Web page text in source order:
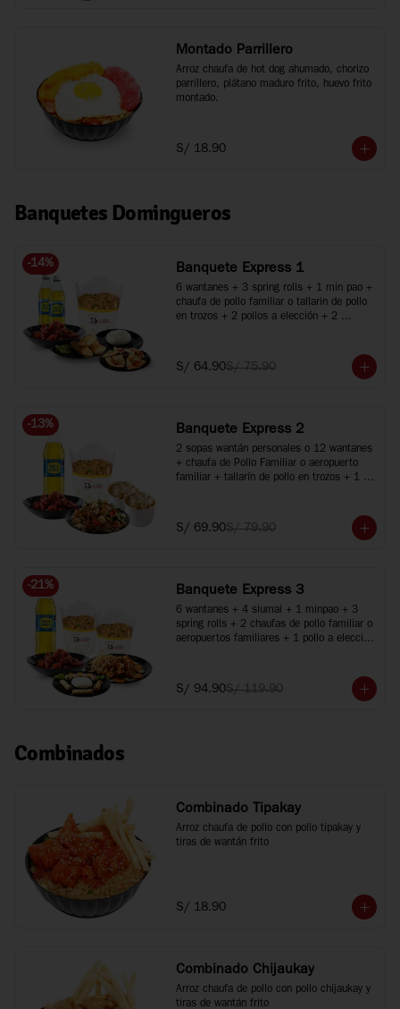
Montado Parrillero
Arroz chaufa de hot dog ahumado, chorizo
parrillero, plátano maduro frito, huevo frito
montado.
S/ 18.90
Banquetes Domingueros
-14% Banquete Express 1
6 wantanes + 3 spring rolls + 1 min pao +
chaufa de pollo familiar o tallarin de pollo
en trozos + 2 pollos a elección + 2
S/ 64.90S/ 75.90
-13% Banquete Express 2
2 sopas wantán personales o 12 wantanes
+ chaufa de Pollo Familiar o aeropuerto
familiar + tallarín de pollo en trozos + 1
S/ 69.90S/ 79.90
-21% Banquete Express 3
6 wantanes + 4 siumai + 1 minpao + 3
spring rolls + 2 chaufas de pollo familiar o
aeropuertos familiares + 1 pollo a elección
S/ 94.90S/ 119.90
Combinados
Combinado Tipakay
Arroz chaufa de pollo con pollo tipakay y
tiras de wantán frito
S/ 18.90
Combinado Chijaukay
Arroz chaufa de pollo con pollo chijaukay y
tiras de wantán frito